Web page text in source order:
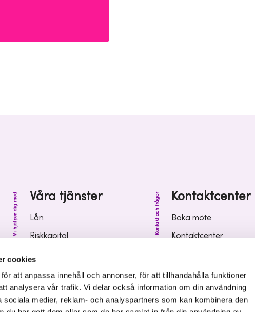
cookies
att anpassa innehåll och annonser, för att tillhandahålla funktioner
analysera vår trafik. Vi delar också information om din användning
sociala medier, reklam- och analyspartners som kan kombinera den
Våra tjänster
Vi hjälper dig med
Lån
Riskkapital
Kunskap och inspiration
Kontaktcenter
Kontakt och frågor
Boka möte
Kontaktcenter
Leverantörsinformation